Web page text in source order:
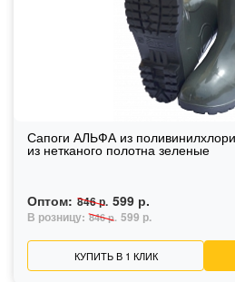
Сапоги АЛЬФА из поливинилхлорида с
из нетканого полотна зеленые
Оптом: 846 р. 599 р.
В розницу: 846 р. 599 р.
КУПИТЬ В 1 КЛИК